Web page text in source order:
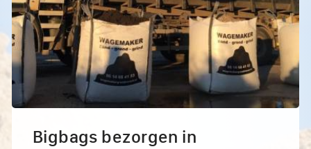
Bigbags bezorgen in